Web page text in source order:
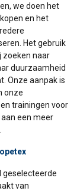
we doen het
en het
Het gebruik
zoeken naar
duurzaamheid
Onze aanpak is
onze
trainingen voor
een meer
geselecteerde
van